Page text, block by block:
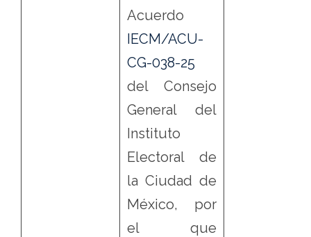
Acuerdo
IECM/ACU-
CG-038-25
del Consejo
General del
Instituto
Electoral de
la Ciudad de
México, por
el que